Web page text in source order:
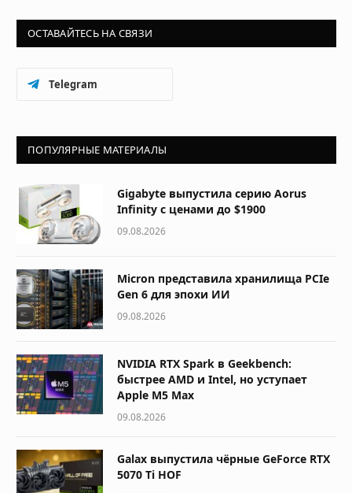
ОСТАВАЙТЕСЬ НА СВЯЗИ
Telegram
ПОПУЛЯРНЫЕ МАТЕРИАЛЫ
Gigabyte выпустила серию Aorus
Infinity с ценами до $1900
09.08.2026
Micron представила хранилища PCIe
Gen 6 для эпохи ИИ
09.08.2026
NVIDIA RTX Spark в Geekbench:
быстрее AMD и Intel, но уступает
Apple M5 Max
09.08.2026
Galax выпустила чёрные GeForce RTX
5070 Ti HOF